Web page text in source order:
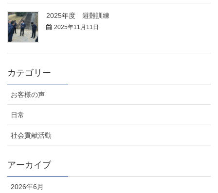
2025年度 避難訓練
2025年11月11日
カテゴリー
お客様の声
日常
社会貢献活動
アーカイブ
2026年6月